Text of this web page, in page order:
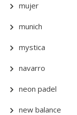
mujer
munich
mystica
navarro
neon padel
new balance